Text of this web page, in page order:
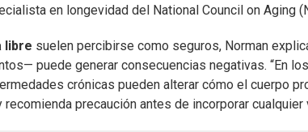
en longevidad del National Council on Aging
libre suelen percibirse como seguros, Norman
puede generar consecuencias negativas. “En
crónicas pueden alterar cómo el cuerpo
precaución antes de incorporar cualquier